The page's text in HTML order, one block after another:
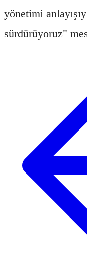
yönetimi
sürdürüyoruz"